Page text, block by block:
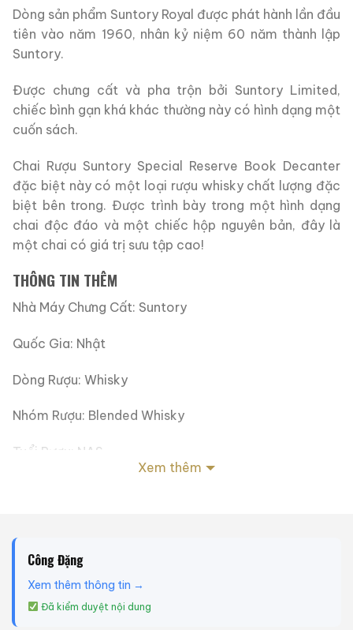
Dòng sản phẩm Suntory Royal được phát hành lần đầu
tiên vào năm 1960, nhân kỷ niệm 60 năm thành lập
Suntory.
Được chưng cất và pha trộn bởi Suntory Limited,
chiếc bình gạn khá khác thường này có hình dạng một
cuốn sách.
Chai Rượu Suntory Special Reserve Book Decanter
đặc biệt này có một loại rượu whisky chất lượng đặc
biệt bên trong. Được trình bày trong một hình dạng
chai độc đáo và một chiếc hộp nguyên bản, đây là
một chai có giá trị sưu tập cao!
THÔNG TIN THÊM
Nhà Máy Chưng Cất: Suntory
Quốc Gia: Nhật
Dòng Rượu: Whisky
Nhóm Rượu: Blended Whisky
Tuổi Rượu: NAS
Tình Trạng Tem Nhãn: Tốt
Tình Trạng Mức Rượu: Tốt
Xem thêm
Công Đặng
Xem thêm thông tin →
Đã kiểm duyệt nội dung